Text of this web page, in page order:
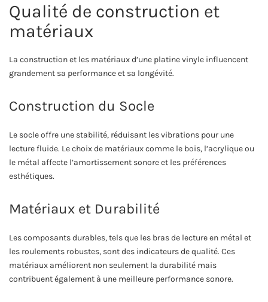
Qualité de construction et
matériaux
La construction et les matériaux d’une platine vinyle influencent
grandement sa performance et sa longévité.
Construction du Socle
Le socle offre une stabilité, réduisant les vibrations pour une
lecture fluide. Le choix de matériaux comme le bois, l’acrylique ou
le métal affecte l’amortissement sonore et les préférences
esthétiques.
Matériaux et Durabilité
Les composants durables, tels que les bras de lecture en métal et
les roulements robustes, sont des indicateurs de qualité. Ces
matériaux améliorent non seulement la durabilité mais
contribuent également à une meilleure performance sonore.